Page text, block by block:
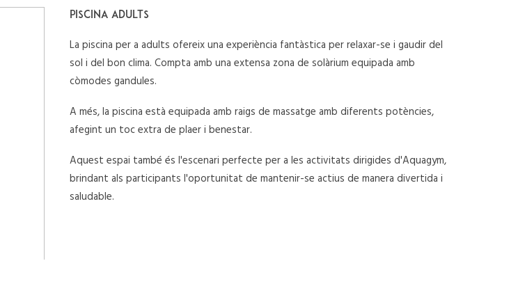
PISCINA ADULTS
La piscina per a adults ofereix una experiència fantàstica per relaxar-se i gaudir del
sol i del bon clima. Compta amb una extensa zona de solàrium equipada amb
còmodes gandules.
A més, la piscina està equipada amb raigs de massatge amb diferents potències,
afegint un toc extra de plaer i benestar.
Aquest espai també és l'escenari perfecte per a les activitats dirigides d'Aquagym,
brindant als participants l'oportunitat de mantenir-se actius de manera divertida i
saludable.